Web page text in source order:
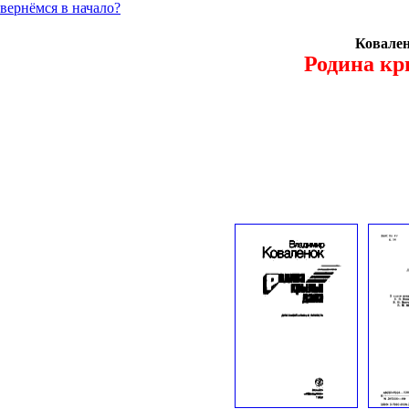
вернёмся в начало?
Родина